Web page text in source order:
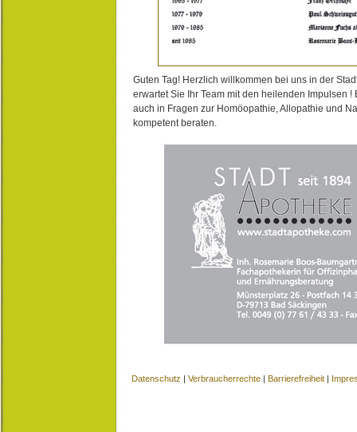
Guten Tag! Herzlich willkommen bei uns in der
erwartet Sie Ihr Team mit den heilenden Impulsen !
auch in Fragen zur Homöopathie, Allopathie und
kompetent beraten.
Datenschutz | Verbraucherrechte | Barrierefreiheit |